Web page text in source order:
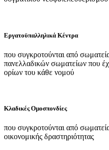
Εργατοϋπαλληλικά Κέντρα
που συγκροτούνται από
πανελλαδικών σωματείων που
ορίων του κάθε νομού
Κλαδικές Ομοσπονδίες
που συγκροτούνται από
οικονομικής δραστηριότητας